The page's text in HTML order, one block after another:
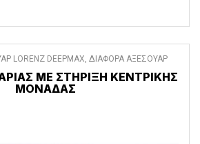
LORENZ DEEPMAX ΔΙΑΦΟΡΑ ΑΞΕΣΟΥΑΡ
ΜΕ ΣΤΉΡΙΞΗ ΚΕΝΤΡΙΚΉΣ
ΜΟΝΆΔΑΣ